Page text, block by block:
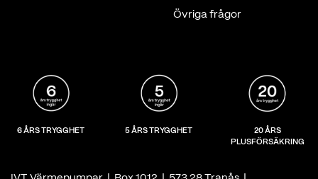
Övriga frågor
6 ÅRS TRYGGHET 5 ÅRS TRYGGHET
20 ÅRS
PLUSFÖRSÄKRING